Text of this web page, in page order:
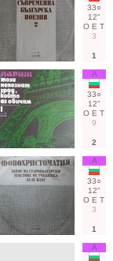
33○
12"
О Е Т
3
1
А
33○
12"
О Е Т
9
2
А
33○
12"
О Е Т
3
1
А